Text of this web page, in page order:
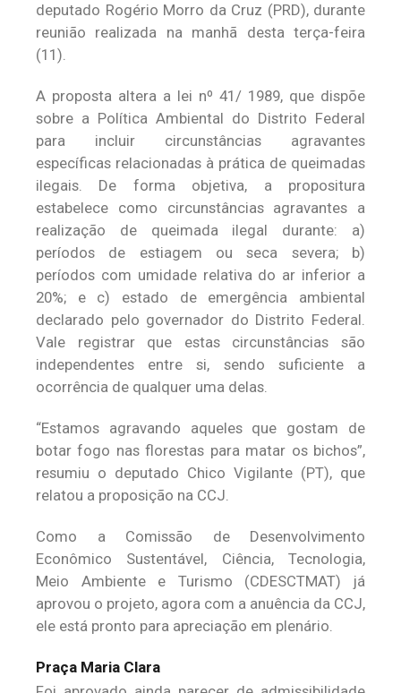
deputado Rogério Morro da Cruz (PRD), durante
reunião realizada na manhã desta terça-feira
(11).
A proposta altera a lei nº 41/ 1989, que dispõe
sobre a Política Ambiental do Distrito Federal
para incluir circunstâncias agravantes
específicas relacionadas à prática de queimadas
ilegais. De forma objetiva, a propositura
estabelece como circunstâncias agravantes a
realização de queimada ilegal durante: a)
períodos de estiagem ou seca severa; b)
períodos com umidade relativa do ar inferior a
20%; e c) estado de emergência ambiental
declarado pelo governador do Distrito Federal.
Vale registrar que estas circunstâncias são
independentes entre si, sendo suficiente a
ocorrência de qualquer uma delas.
“Estamos agravando aqueles que gostam de
botar fogo nas florestas para matar os bichos”,
resumiu o deputado Chico Vigilante (PT), que
relatou a proposição na CCJ.
Como a Comissão de Desenvolvimento
Econômico Sustentável, Ciência, Tecnologia,
Meio Ambiente e Turismo (CDESCTMAT) já
aprovou o projeto, agora com a anuência da CCJ,
ele está pronto para apreciação em plenário.
Praça Maria Clara